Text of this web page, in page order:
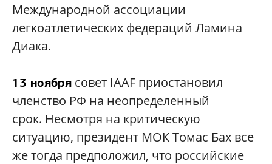
Международной ассоциации
легкоатлетических федераций Ламина
Диака.
13 ноября совет IAAF приостановил
членство РФ на неопределенный
срок. Несмотря на критическую
ситуацию, президент МОК Томас Бах все
же тогда предположил, что российские